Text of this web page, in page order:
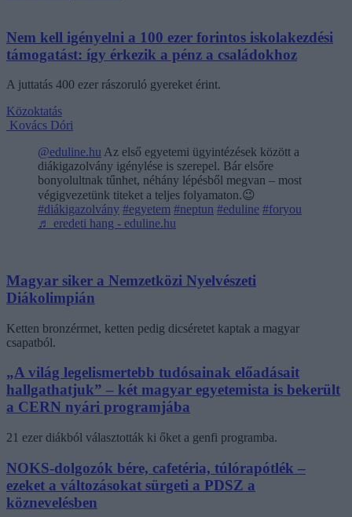
Nem kell igényelni a 100 ezer forintos iskolakezdési
támogatást: így érkezik a pénz a családokhoz
A juttatás 400 ezer rászoruló gyereket érint.
Közoktatás
Kovács Dóri
@eduline.hu Az első egyetemi ügyintézések között a
diákigazolvány igénylése is szerepel. Bár elsőre
bonyolultnak tűnhet, néhány lépésből megvan – most
végigvezetünk titeket a teljes folyamaton.😉
#diákigazolvány #egyetem #neptun #eduline #foryou
♬ eredeti hang - eduline.hu
Magyar siker a Nemzetközi Nyelvészeti
Diákolimpián
Ketten bronzérmet, ketten pedig dicséretet kaptak a magyar
csapatból.
„A világ legelismertebb tudósainak előadásait
hallgathatjuk” – két magyar egyetemista is bekerült
a CERN nyári programjába
21 ezer diákból választották ki őket a genfi programba.
NOKS-dolgozók bére, cafetéria, túlórapótlék –
ezeket a változásokat sürgeti a PDSZ a
köznevelésben